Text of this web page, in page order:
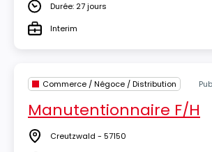
DuréeDurée: 27 jours
TypeInterim
Commerce / Négoce / Distribution
Manutentionnaire F/H
Lieu Creutzwald - 57150